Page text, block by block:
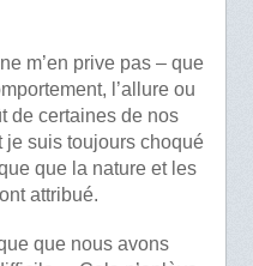
m’en prive pas – que
l’allure ou
de certaines de nos
je suis toujours choqué
que la nature et les
attribué.
que nous avons